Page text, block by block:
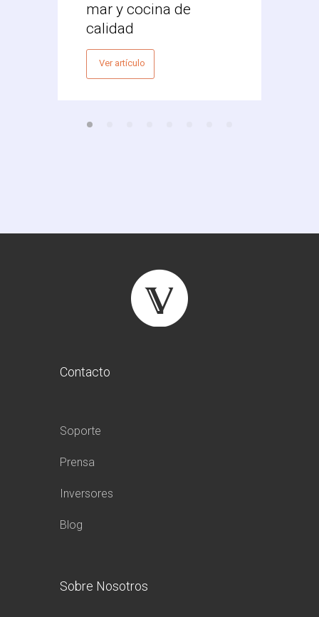
mar y cocina de
calidad
Ver artículo
Contacto
Soporte
Prensa
Inversores
Blog
Sobre Nosotros